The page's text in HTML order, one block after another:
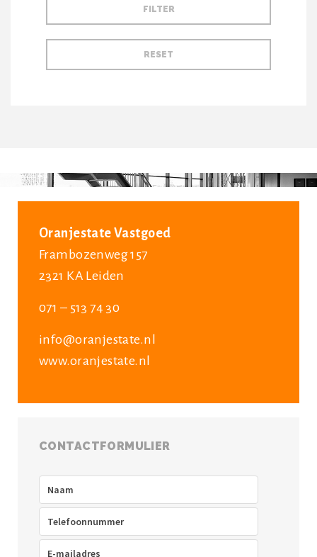
Oranjestate Vastgoed
Frambozenweg 157
2321 KA Leiden
071 – 513 74 30
info@oranjestate.nl
www.oranjestate.nl
CONTACTFORMULIER
Telefoon